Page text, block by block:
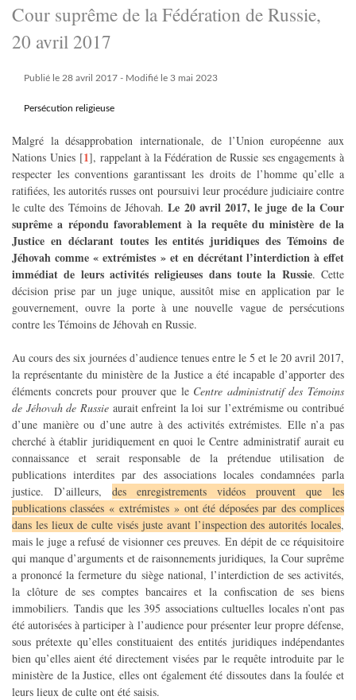
Cour suprême de la Fédération de Russie,
20 avril 2017
Publié le 28 avril 2017- Modifié le 3 mai 2023
Persécution religieuse
Malgré la désapprobation internationale, de l’Union européenne aux
Nations Unies[1], rappelant à la Fédération de Russie ses engagements à
respecter les conventions garantissant les droits de l’homme qu’elle a
ratifiées, les autorités russes ont poursuivi leur procédure judiciaire contre
le culte des Témoins de Jéhovah.Le 20 avril 2017, le juge de la Cour
suprême a répondu favorablement à la requête du ministère de la
Justice en déclarant toutes les entités juridiques des Témoins de
Jéhovah comme « extrémistes » et en décrétant l’interdiction à effet
immédiat de leurs activités religieuses dans toute la Russie. Cette
décision prise par un juge unique, aussitôt mise en application par le
gouvernement, ouvre la porte à une nouvelle vague de persécutions
contre les Témoins de Jéhovah en Russie.
Au cours des six journées d’audience tenues entre le 5 et le 20 avril 2017,
la représentante du ministère de la Justice a été incapable d’apporter des
éléments concrets pour prouver que le Centre administratif des Témoins
de Jéhovah de Russieaurait enfreint la loi sur l’extrémisme ou contribué
d’une manière ou d’une autre à des activités extrémistes. Elle n’a pas
cherché à établir juridiquement en quoi le Centre administratif aurait eu
connaissance et serait responsable de la prétendue utilisation de
publications interdites par des associations locales condamnées parla
justice. D’ailleurs, des enregistrements vidéos prouvent que les
publications classées « extrémistes » ont été déposées par des complices
dans les lieux de culte visés juste avant l’inspection des autorités locales,
mais le juge a refusé de visionner ces preuves. En dépit de ce réquisitoire
qui manque d’arguments et de raisonnements juridiques, la Cour suprême
a prononcé la fermeture du siège national, l’interdiction de ses activités,
la clôture de ses comptes bancaires et la confiscation de ses biens
immobiliers. Tandis que les 395 associations cultuelles locales n’ont pas
été autorisées à participer à l’audience pour présenter leur propre défense,
sous prétexte qu’elles constituaient des entités juridiques indépendantes
bien qu’elles aient été directement visées par le requête introduite par le
ministère de la Justice, elles ont également été dissoutes dans la foulée et
leurs lieux de culte ont été saisis.